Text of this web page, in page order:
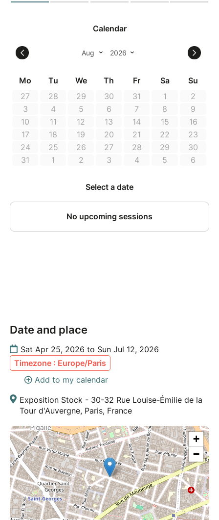
que veut-on garder, pour qui, comment, et combien
questions de l’exposition reviennent autrement, par le
l’on fabrique. Puis vient le moment du choix :
emporter sa boîte chez soi pour y garder ce qui
compte, ou la laisser dans l’exposition pour rejoindre
une réserve collective, comme un paysage de trésors
Pour les enfants à partir de 6 ans
Gratuit
Date and place
Sat Apr 25, 2026 to Sun Jul 12, 2026
Timezone : Europe/Paris
Add to my calendar
Exposition Stock - 30-32 Rue Louise-Émilie de la
Tour d'Auvergne, Paris, France
+
−